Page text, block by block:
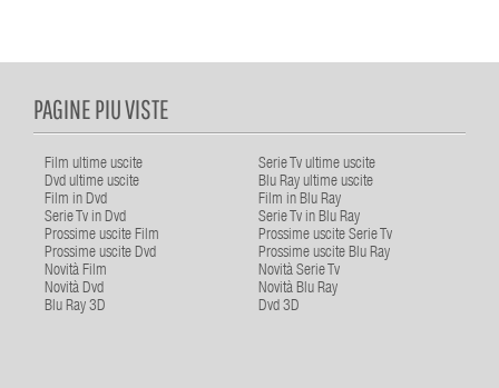
PAGINE PIU VISTE
Film ultime uscite
Serie Tv ultime uscite
Dvd ultime uscite
Blu Ray ultime uscite
Film in Dvd
Film in Blu Ray
Serie Tv in Dvd
Serie Tv in Blu Ray
Prossime uscite Film
Prossime uscite Serie Tv
Prossime uscite Dvd
Prossime uscite Blu Ray
Novità Film
Novità Serie Tv
Novità Dvd
Novità Blu Ray
Blu Ray 3D
Dvd 3D